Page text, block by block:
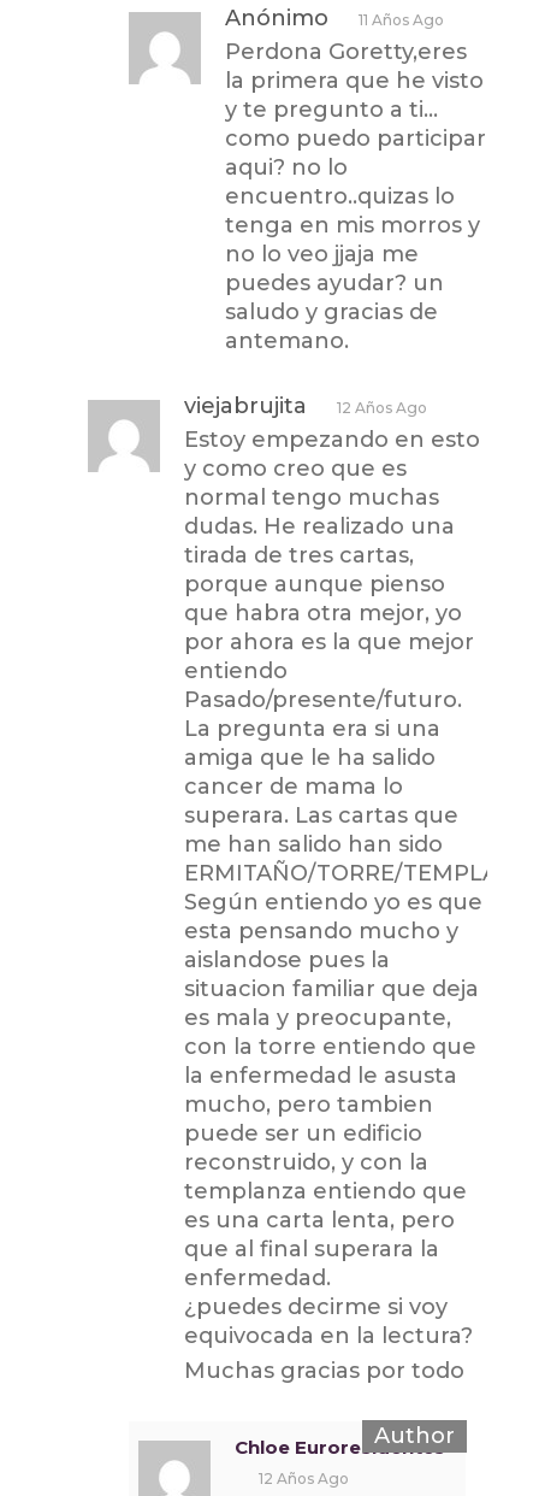
Anónimo 11 Años Ago
Perdona Goretty,eres
la primera que he visto
y te pregunto a ti…
como puedo participar
aqui? no lo
encuentro..quizas lo
tenga en mis morros y
no lo veo jjaja me
puedes ayudar? un
saludo y gracias de
antemano.
viejabrujita 12 Años Ago
Estoy empezando en esto
y como creo que es
normal tengo muchas
dudas. He realizado una
tirada de tres cartas,
porque aunque pienso
que habra otra mejor, yo
por ahora es la que mejor
entiendo
Pasado/presente/futuro.
La pregunta era si una
amiga que le ha salido
cancer de mama lo
superara. Las cartas que
me han salido han sido
ERMITAÑO/TORRE/
Según entiendo yo es que
esta pensando mucho y
aislandose pues la
situacion familiar que deja
es mala y preocupante,
con la torre entiendo que
la enfermedad le asusta
mucho, pero tambien
puede ser un edificio
reconstruido, y con la
templanza entiendo que
es una carta lenta, pero
que al final superara la
enfermedad.
¿puedes decirme si voy
equivocada en la lectura?
Muchas gracias por todo
Chloe Euroresidentes
12 Años Ago